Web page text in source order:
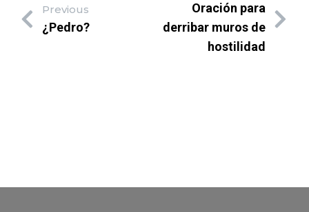
Previous
¿Pedro?
Oración para
derribar muros de
hostilidad